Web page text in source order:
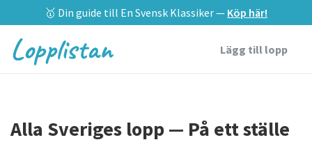
🥇 Din guide till En Svensk Klassiker — Köp här!
Lopplistan Lägg till lopp
Alla Sveriges lopp — På ett ställe